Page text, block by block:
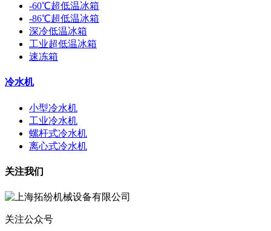
-60℃超低温冰箱
-86℃超低温冰箱
深冷低温冰箱
工业超低温冰箱
速冻箱
冷水机
小型冷水机
工业冷水机
螺杆式冷水机
离心式冷水机
关注我们
关注公众号